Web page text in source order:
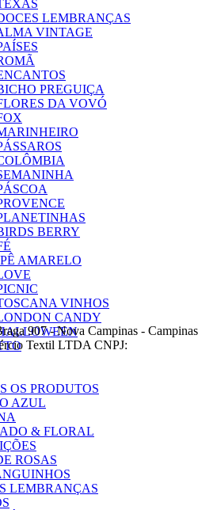
LEMBRANÇAS
VINTAGE
PREGUIÇA
DA VOVÓ
BERRY
AMARELO
VINHOS
CANDY
OS PRODUTOS
AZUL
& FLORAL
ROSAS
LEMBRANÇAS
907-Nova Campinas - Campinas
Textil LTDA CNPJ: